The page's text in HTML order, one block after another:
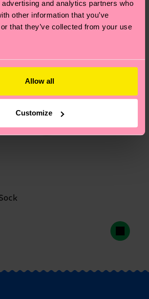
and analytics partners who
other information that you’ve
that they’ve collected from your use
Allow all
Customize